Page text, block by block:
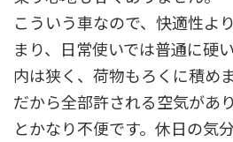
こういう車なので、快適性よ
まり、日常使いでは普通に硬
内は狭く、荷物もろくに積め
だから全部許される空気があ
とかなり不便です。休日の気